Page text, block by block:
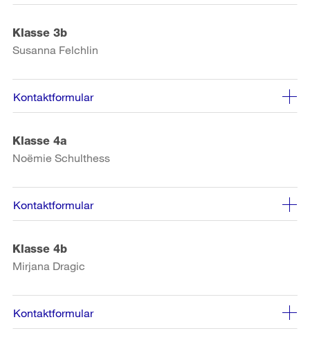
Klasse 3b
Susanna Felchlin
Kontaktformular
Klasse 4a
Noëmie Schulthess
Kontaktformular
Klasse 4b
Mirjana Dragic
Kontaktformular